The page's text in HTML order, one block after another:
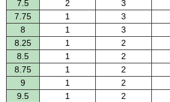
7.5 2 3
7.75
1 3
8
1 3
8.25
1 2
8.5
1 2
8.75
1 2
9
1 2
9.5
1 2